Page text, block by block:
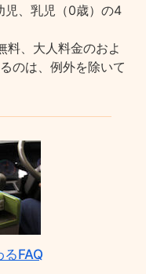
児、乳児（0歳）の4
料、大人料金のおよ
のは、例外を除いて
FAQ